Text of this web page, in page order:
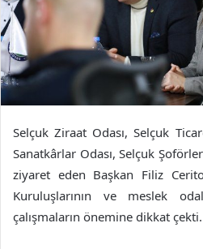
Selçuk Ziraat Odası, Selçuk
Sanatkârlar Odası, Selçuk
ziyaret eden Başkan Filiz
Kuruluşlarının ve meslek
çalışmaların önemine dikkat çekti.